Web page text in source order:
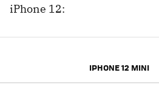
iPhone 12:
IPHONE 12 MINI